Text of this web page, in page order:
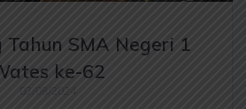
SMA Negeri 1
ke-62
02/08/2024